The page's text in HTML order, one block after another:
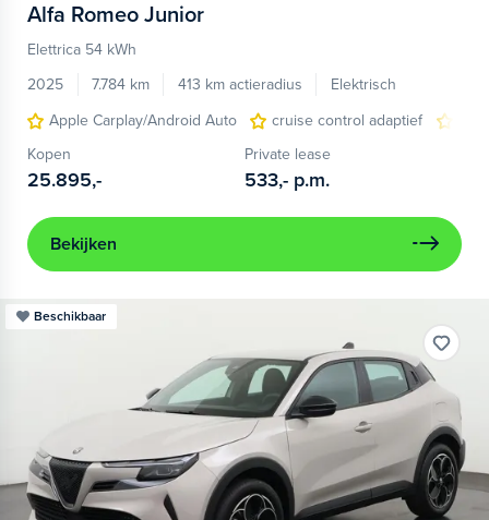
Alfa Romeo Junior
Elettrica 54 kWh
2025
7.784 km 413 km actieradius
Elektrisch
Apple Carplay/Android Auto
cruise control adaptief
Kopen
25.895,-
Private lease
533,- p.m.
Bekijken
Beschikbaar